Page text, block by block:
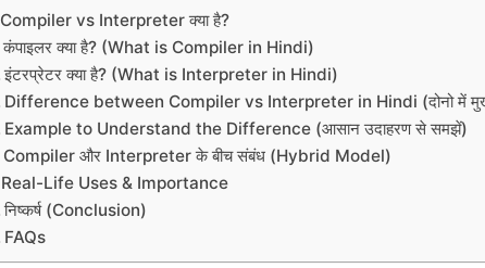
Compiler vs Interpreter क्या है?
कंपाइलर क्या है? (What is Compiler in Hindi)
इंटरप्रेटर क्या है? (What is Interpreter in Hindi)
Difference between Compiler vs Interpreter in Hindi (दोनो में
Example to Understand the Difference (आसान उदाहरण से समझें)
Compiler और Interpreter के बीच संबंध (Hybrid Model)
Real-Life Uses & Importance
निष्कर्ष (Conclusion)
FAQs